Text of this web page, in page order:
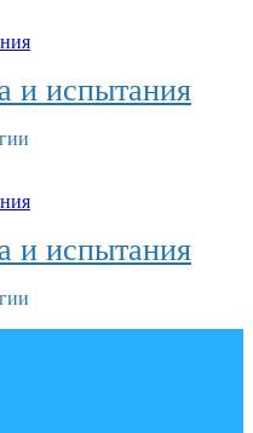
и испытания
и испытания